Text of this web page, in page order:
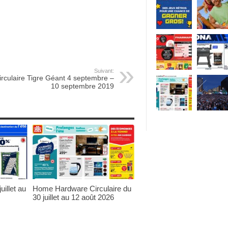
Suivant:
Tigre Géant 4 septembre –
10 septembre 2019
au
Home Hardware Circulaire du
30 juillet au 12 août 2026